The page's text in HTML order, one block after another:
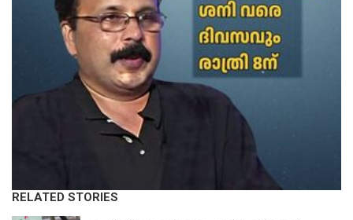
RELATED STORIES
KERALA